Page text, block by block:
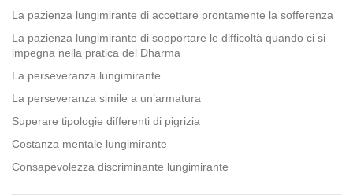
facebook
La pazienza lungimirante di accettare prontamente la sofferenza
La pazienza lungimirante di sopportare le difficoltà quando ci si
impegna nella pratica del Dharma
La perseveranza lungimirante
La perseveranza simile a un’armatura
Superare tipologie differenti di pigrizia
Costanza mentale lungimirante
Consapevolezza discriminante lungimirante